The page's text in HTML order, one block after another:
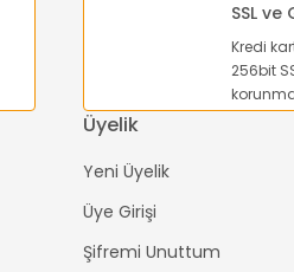
SSL ve
Kredi
256bit
Üyelik
Yeni Üyelik
Üye Girişi
Şifremi Unuttum